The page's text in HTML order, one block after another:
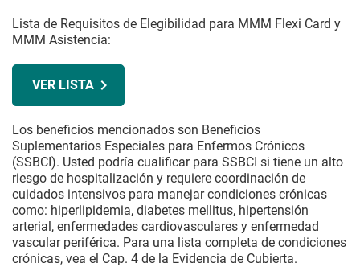
Lista de Requisitos de Elegibilidad para MMM Flexi Card y
MMM Asistencia:
VER LISTA
Los beneficios mencionados son Beneficios
Suplementarios Especiales para Enfermos Crónicos
(SSBCI). Usted podría cualificar para SSBCI si tiene un alto
riesgo de hospitalización y requiere coordinación de
cuidados intensivos para manejar condiciones crónicas
como: hiperlipidemia, diabetes mellitus, hipertensión
arterial, enfermedades cardiovasculares y enfermedad
vascular periférica. Para una lista completa de condiciones
crónicas, vea el Cap. 4 de la Evidencia de Cubierta.